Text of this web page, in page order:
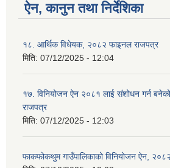
ऐन, कानुन तथा निर्देशिका
१८. आर्थिक विधेयक, २०८२ फाइनल राजपत्र
मिति: 07/12/2025 - 12:04
१७. विनियोजन ऐन २०८१ लाई संशोधन गर्न
राजपत्र
मिति: 07/12/2025 - 12:03
फाकफोकथुम गाउँपालिकाको विनियोजन ऐन, २०८२